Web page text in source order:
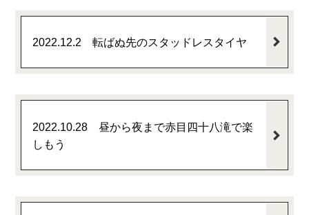
2022.12.2 転ばぬ先のスタッドレスタイヤ
2022.10.28 昼から夜まで赤目四十八滝で楽
しもう